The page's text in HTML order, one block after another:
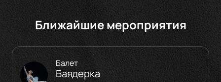
Ближайшие мероприятия
Балет
Баядерка